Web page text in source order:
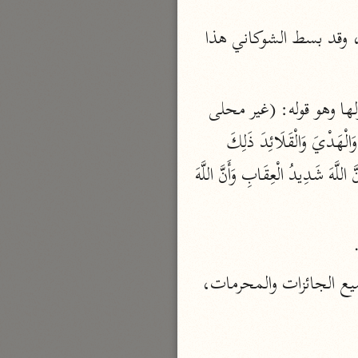
نحو مجلد
تفسير القرآن العزيز
ابن أبي زمنين (٣٩٩ هـ)
نحو مجلدين
موسوعة التفسير المأثور